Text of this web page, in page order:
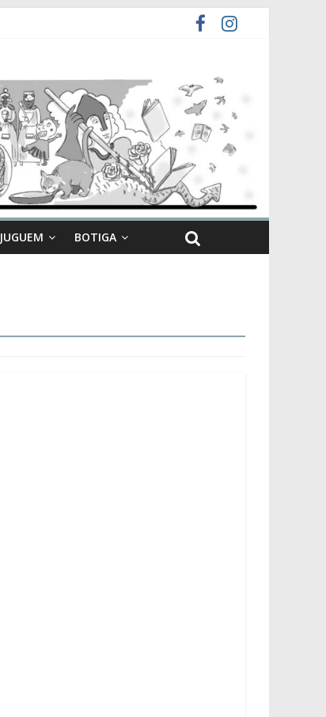
JUGUEM BOTIGA